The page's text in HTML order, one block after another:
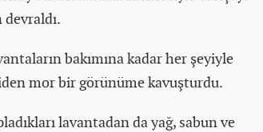
bakımına kadar her şeyiyle
mor bir görünüme kavuşturdu.
lavantadan da yağ, sabun ve